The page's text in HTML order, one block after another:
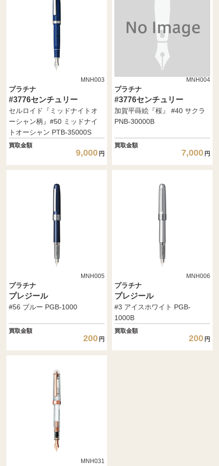
MNH003
プラチナ
#3776センチュリー
セルロイド『ミッドナイトオ
ーシャン柄』#50 ミッドナイ
トオーシャン PTB-35000S
買取金額
9,000 円
MNH004
プラチナ
#3776センチュリー
加賀平蒔絵『桜』 #40 サクラ
PNB-30000B
買取金額
7,000 円
MNH005
プラチナ
プレジール
#56 ブルー PGB-1000
買取金額
200 円
MNH006
プラチナ
プレジール
#3 アイスホワイト PGB-
1000B
買取金額
200 円
MNH031